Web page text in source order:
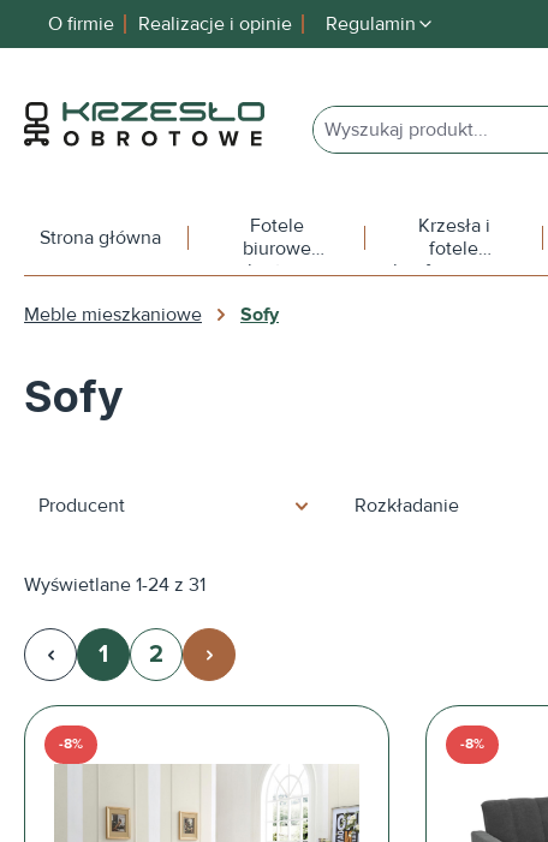
Przejdź do głównej nawigacji
O firmie Realizacje i opinie Regulamin
Strona główna
Fotele
biurowe
obrotowe
Krzesła i
fotele
konferencyjne
Meble mieszkaniowe Sofy
Sofy
Producent Rozkładanie
Wyświetlane 1-24 z 31
Strona
1 Strona
2
-8% -8%